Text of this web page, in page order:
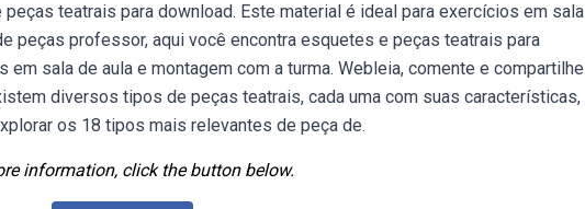
teatrais para download. Este material é ideal para exercícios em sala
peças professor, aqui você encontra esquetes e peças teatrais para
sala de aula e montagem com a turma. Webleia, comente e compartilhe
diversos tipos de peças teatrais, cada uma com suas características,
os 18 tipos mais relevantes de peça de.
information, click the button below.